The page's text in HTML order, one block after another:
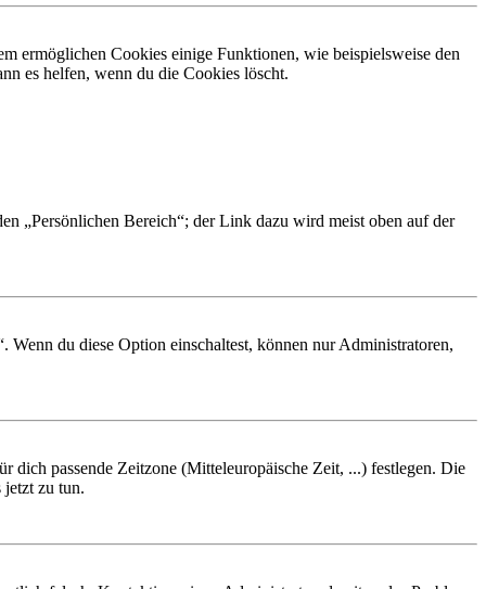
ermöglichen Cookies einige Funktionen, wie beispielsweise den
es helfen, wenn du die Cookies löscht.
„Persönlichen Bereich“; der Link dazu wird meist oben auf der
du diese Option einschaltest, können nur Administratoren,
dich passende Zeitzone (Mitteleuropäische Zeit, ...) festlegen. Die
jetzt zu tun.